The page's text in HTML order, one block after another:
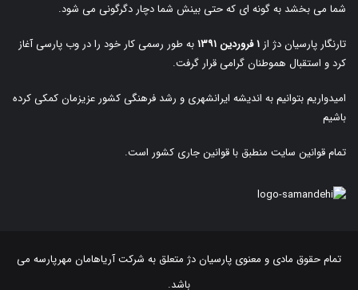
شما می بخشد به گونه ای که حتی بینش شما دچار دگرگونی می شود.
تارنگار پارسیان دژ از۱ فروردین ۱۳۹۱
به طور رسمی کار خود را در وب پارسی آغاز
کرد و استقبال هموطنان گرامی قرار گرفت.
امیدواریم بتوانیم به اندیشه ایرانشهری و رشد فرهنگی کشور عزیزمان کمکی کرده
باشیم
تمام قوانین سایت منطبق با قوانین جاری کشور است.
تمام حقوق مادی و معنوی پارسیان دژ متعلق به شرکت آریاهامان مهرپارسه می
باشد.